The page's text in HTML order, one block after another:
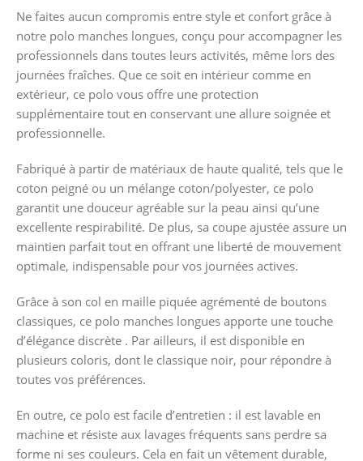
Ne faites aucun compromis entre style et confort grâce à
notre polo manches longues, conçu pour accompagner les
professionnels dans toutes leurs activités, même lors des
journées fraîches. Que ce soit en intérieur comme en
extérieur, ce polo vous offre une protection
supplémentaire tout en conservant une allure soignée et
professionnelle.
Fabriqué à partir de matériaux de haute qualité, tels que le
coton peigné ou un mélange coton/polyester, ce polo
garantit une douceur agréable sur la peau ainsi qu’une
excellente respirabilité. De plus, sa coupe ajustée assure un
maintien parfait tout en offrant une liberté de mouvement
optimale, indispensable pour vos journées actives.
Grâce à son col en maille piquée agrémenté de boutons
classiques, ce polo manches longues apporte une touche
d’élégance discrète . Par ailleurs, il est disponible en
plusieurs coloris, dont le classique noir, pour répondre à
toutes vos préférences.
En outre, ce polo est facile d’entretien : il est lavable en
machine et résiste aux lavages fréquents sans perdre sa
forme ni ses couleurs. Cela en fait un vêtement durable,